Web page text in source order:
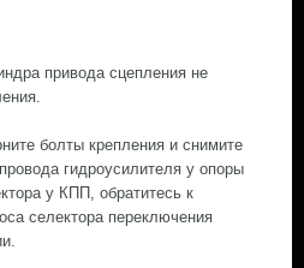
привода сцепления не
болты крепления и снимите
гидроусилителя у опоры
у КПП, обратитесь к
селектора переключения